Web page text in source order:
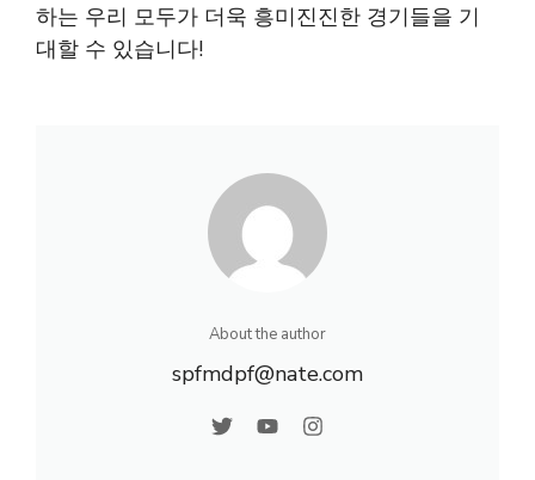
하는 우리 모두가 더욱 흥미진진한 경기들을 기
대할 수 있습니다!
About the author
spfmdpf@nate.com